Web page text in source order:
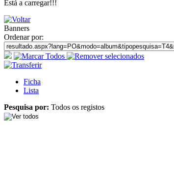
Está a carregar!!!
Banners
Ordenar por:
Ficha
Lista
Pesquisa por: Todos os registos